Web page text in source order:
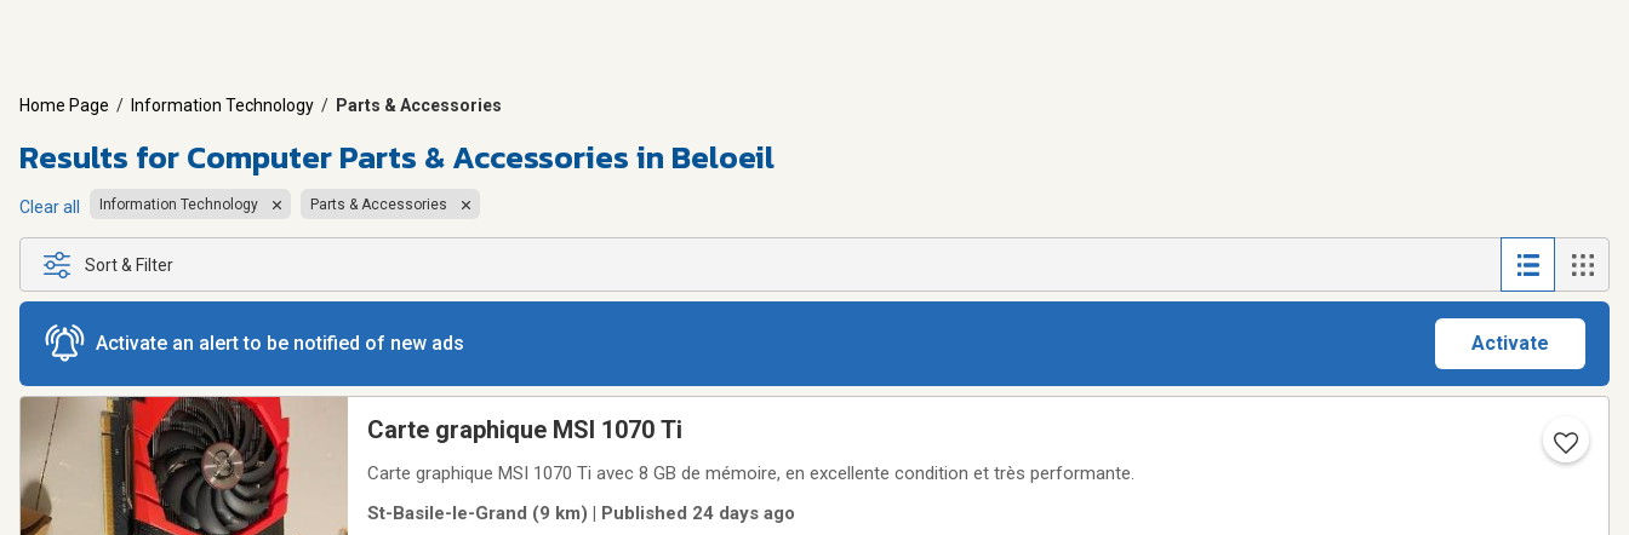
Home Page / Information Technology / Parts & Accessories
Results forComputer Parts & Accessories in Beloeil
Clear all Information Technology Parts & Accessories
Sort & Filter
Activate an alert to be notified of new ads Activate
Carte graphique MSI 1070 Ti
Carte graphique MSI 1070 Ti avec 8 GB de mémoire, en excellente condition et très performante.
St-Basile-le-Grand (9 km) | Published 24 days ago